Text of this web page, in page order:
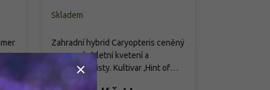
Skladem
Zahradní hybrid Caryopteris ceněný
pro pozdně letní kvetení a
aromatické listy. Kultivar ‚Hint of